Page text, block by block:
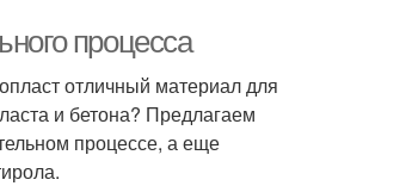
процесса
отличный материал для
и бетона? Предлагаем
процессе, а еще